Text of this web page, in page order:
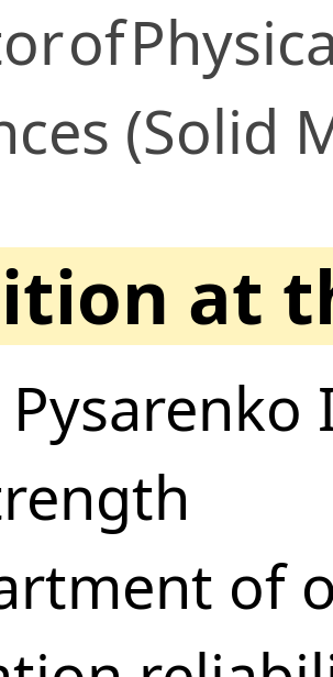
of
(Solid
at
of